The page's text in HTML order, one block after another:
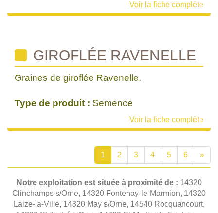
Voir la fiche complète
GIROFLÉE RAVENELLE
Graines de giroflée Ravenelle.
Type de produit : Semence
Voir la fiche complète
1 2 3 4 5 6 »
Notre exploitation est située à proximité de : 14320
Clinchamps s/Orne, 14320 Fontenay-le-Marmion, 14320
Laize-la-Ville, 14320 May s/Orne, 14540 Rocquancourt,